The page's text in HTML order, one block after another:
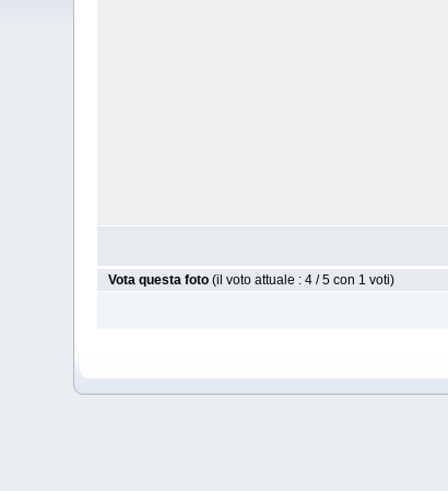
Vota questa foto (il voto attuale : 4 / 5 con 1 voti)